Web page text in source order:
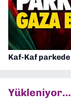
Kaf-Kaf parkede
Yükleniyor...